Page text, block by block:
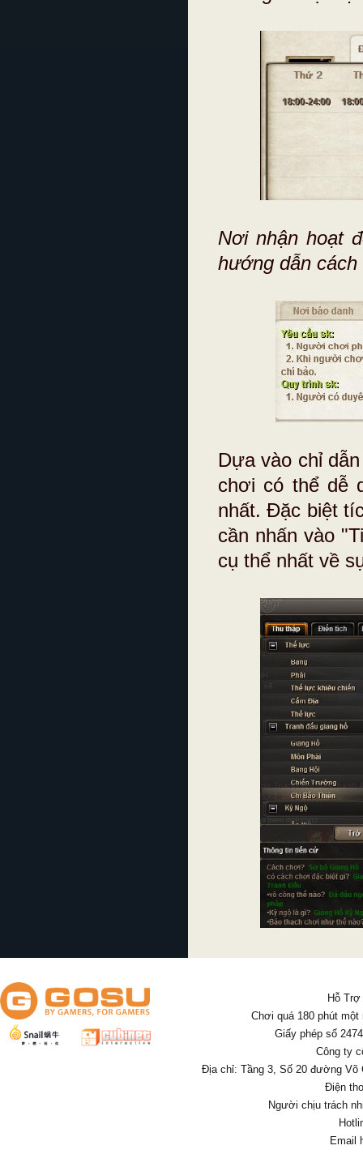
Nơi nhận hoạt
hướng dẫn cách
Dựa vào chỉ
chơi có thể dễ
nhất. Đặc biệt
cần nhấn vào
cụ thể nhất về
Hỗ Trợ
Chơi quá 180 phút
Giấy phép số
Công ty
Địa chỉ: Tầng 3, Số 20 đường Võ
Điện
Người chịu trách
Email